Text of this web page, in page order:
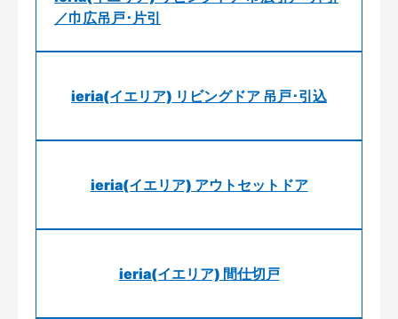
／巾広吊戸･片引
ieria(イエリア) リビングドア 吊戸･引込
ieria(イエリア) アウトセットドア
ieria(イエリア) 間仕切戸